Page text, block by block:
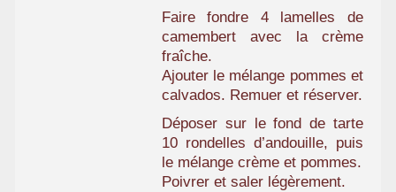
Faire fondre 4 lamelles de
camembert avec la crème
fraîche.
Ajouter le mélange pommes et
calvados. Remuer et réserver.
Déposer sur le fond de tarte
10 rondelles d’andouille, puis
le mélange crème et pommes.
Poivrer et saler légèrement.